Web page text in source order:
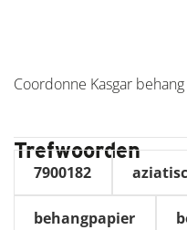
Coordonne Kasgar
Trefwoorden
7900182
behangpapier